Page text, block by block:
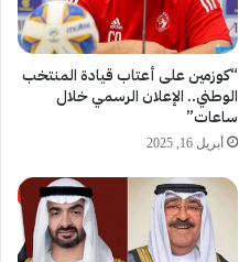
“كوزمين على أعتاب قيادة المنتخب
الوطني.. الإعلان الرسمي خلال
ساعات”
أبريل 16, 2025